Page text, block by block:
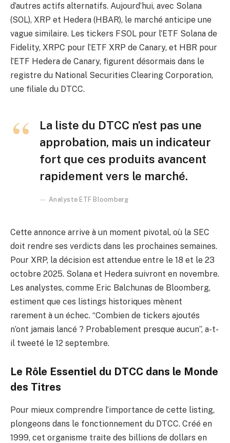
d’autres actifs alternatifs. Aujourd’hui, avec Solana
(SOL), XRP et Hedera (HBAR), le marché anticipe une
vague similaire. Les tickers FSOL pour l’ETF Solana de
Fidelity, XRPC pour l’ETF XRP de Canary, et HBR pour
l’ETF Hedera de Canary, figurent désormais dans le
registre du National Securities Clearing Corporation,
une filiale du DTCC.
La liste du DTCC n’est pas une
approbation, mais un indicateur
fort que ces produits avancent
rapidement vers le marché.
Analyste ETF Bloomberg
Cette annonce arrive à un moment pivotal, où la SEC
doit rendre ses verdicts dans les prochaines semaines.
Pour XRP, la décision est attendue entre le 18 et le 23
octobre 2025. Solana et Hedera suivront en novembre.
Les analystes, comme Eric Balchunas de Bloomberg,
estiment que ces listings historiques mènent
rarement à un échec. “Combien de tickers ajoutés
n’ont jamais lancé ? Probablement presque aucun”, a-t-
il tweeté le 12 septembre.
Le Rôle Essentiel du DTCC dans le Monde
des Titres
Pour mieux comprendre l’importance de cette listing,
plongeons dans le fonctionnement du DTCC. Créé en
1999, cet organisme traite des billions de dollars en